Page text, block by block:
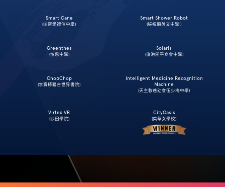
Smart Cane
(迦密愛禮信中學)
Smart Shower Robot
(張祝珊英文中學 )
Greenthes
(協恩中學)
Solaris
(旅港開平商會中學)
ChopChop
(李寶椿聯合世界書院)
Intelligent Medicine Recognition
Machine
(天主教慈幼會伍少梅中學)
Virtex VR
(沙田學院)
CityOasis
(英華女學校)